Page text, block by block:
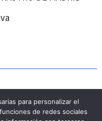
para personalizar el
de redes sociales